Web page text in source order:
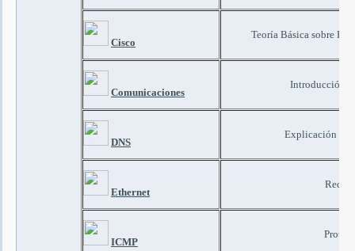
Cisco
Teoría Básica sobre
Comunicaciones
Introducción
DNS
Explicación del
Ethernet
Redes
ICMP